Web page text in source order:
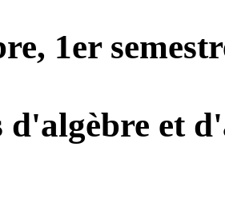
1er
d'algèbre et